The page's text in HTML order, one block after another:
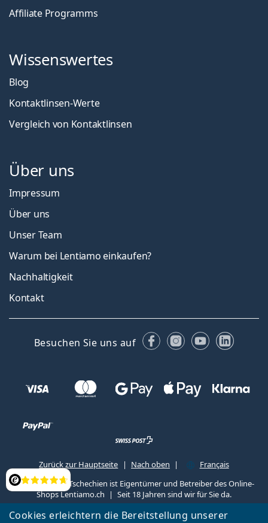
Cookies erleichtern die Bereitstellung unserer
Bewertung
Affiliate Programms
Wissenswertes
Blog
Kontaktlinsen-Werte
Vergleich von Kontaktlinsen
Über uns
Impressum
Über uns
Unser Team
Warum bei Lentiamo einkaufen?
Nachhaltigkeit
Kontakt
Besuchen Sie uns auf FacebookInstagram
YouTube
Zurück zur Hauptseite Nach oben
Français
Lentiamo s.r.o., Tschechien ist Eigentümer und Betreiber des Online-
Shops Lentiamo.ch
Seit 18 Jahren sind wir für Sie da.